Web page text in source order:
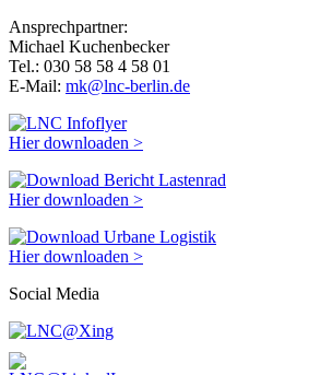
Ansprechpartner:
Michael Kuchenbecker
Tel.: 030 58 58 4 58 01
E-Mail: mk@lnc-berlin.de
Hier downloaden >
Hier downloaden >
Hier downloaden >
Social Media